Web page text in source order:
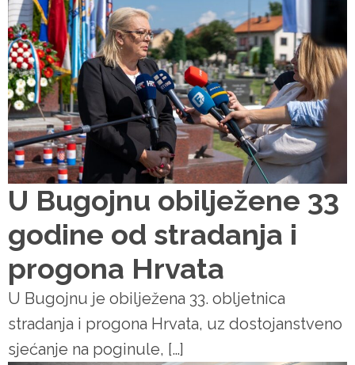
U Bugojnu obilježene 33
godine od stradanja i
progona Hrvata
U Bugojnu je obilježena 33. obljetnica
stradanja i progona Hrvata, uz dostojanstveno
sjećanje na poginule, […]